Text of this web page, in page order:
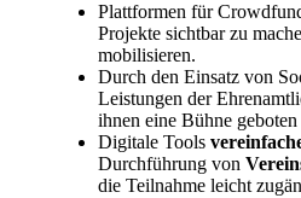
Plattformen für
Projekte sichtbar zu
mobilisieren.
Durch den Einsatz von
Leistungen der
ihnen eine Bühne
Digitale Tools
Durchführung von
die Teilnahme leicht